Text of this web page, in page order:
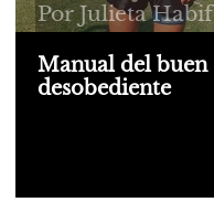
Por Julieta Habif
Manual del buen
desobediente